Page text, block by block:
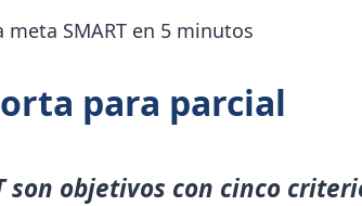
SMART en 5 minutos
para parcial
son objetivos con cinco